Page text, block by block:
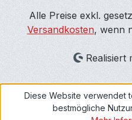
Alle Preise exkl.
Versandkosten, wenn
Realisiert
Diese Website verwendet
bestmögliche